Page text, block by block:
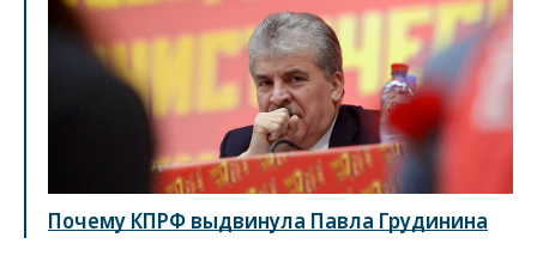
Почему КПРФ выдвинула Павла Грудинина